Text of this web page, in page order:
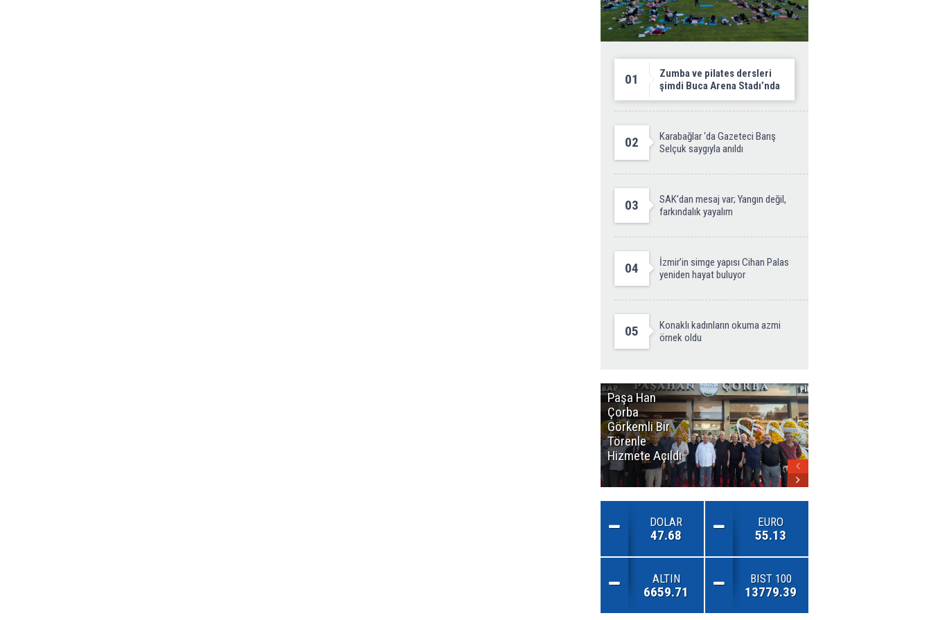
01
Zumba ve pilates dersleri
şimdi Buca Arena Stadı’nda
02
Karabağlar ‘da Gazeteci Barış
Selçuk saygıyla anıldı
03
SAK’dan mesaj var; Yangın değil,
farkındalık yayalım
04
İzmir’in simge yapısı Cihan Palas
yeniden hayat buluyor
05
Konaklı kadınların okuma azmi
örnek oldu
Paşa Han
Çorba
Görkemli Bir
Törenle
Hizmete Açıldı
DOLAR
47.68
EURO
55.13
ALTIN
6659.71
BIST 100
13779.39